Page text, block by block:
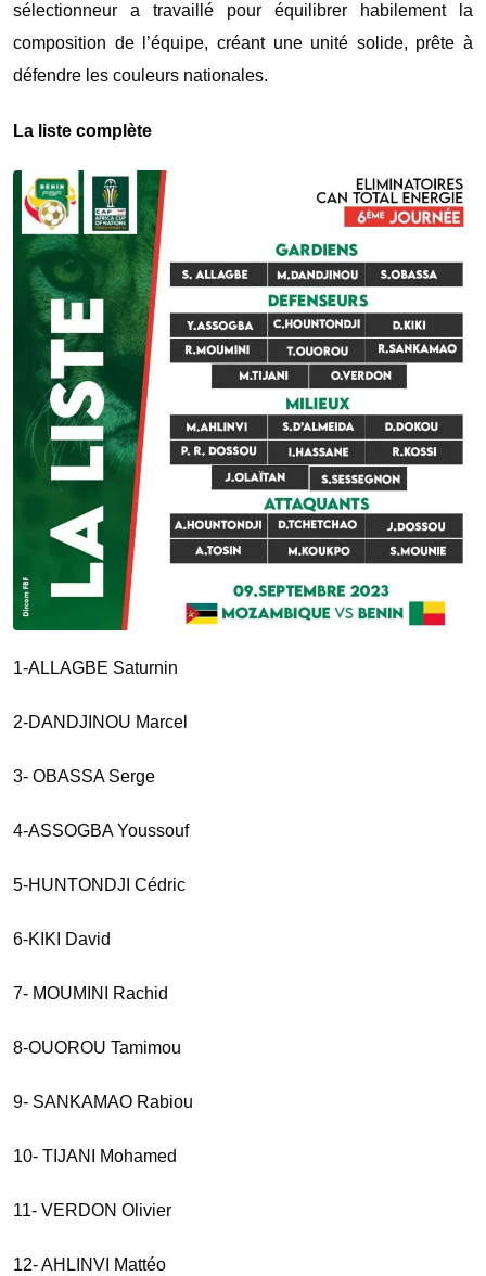
sélectionneur a travaillé pour équilibrer habilement la
composition de l’équipe, créant une unité solide, prête à
défendre les couleurs nationales.
La liste complète
1-ALLAGBE Saturnin
2-DANDJINOU Marcel
3- OBASSA Serge
4-ASSOGBA Youssouf
5-HUNTONDJI Cédric
6-KIKI David
7- MOUMINI Rachid
8-OUOROU Tamimou
9- SANKAMAO Rabiou
10- TIJANI Mohamed
11- VERDON Olivier
12- AHLINVI Mattéo